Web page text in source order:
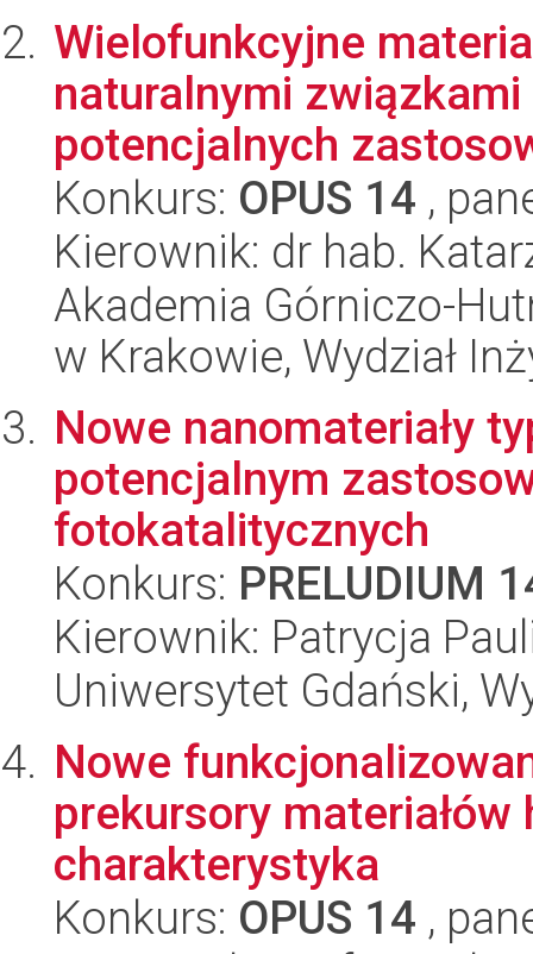
Wielofunkcyjne
naturalnymi
potencjalnych
Konkurs: OPUS 14 ,
Kierownik: dr hab.
Akademia Górniczo-
w Krakowie, Wydział
Nowe nanomateriały
potencjalnym
fotokatalitycznych
Konkurs: PRELUDIUM
Kierownik: Patrycja
Uniwersytet Gdański,
Nowe
prekursory
charakterystyka
Konkurs: OPUS 14 ,